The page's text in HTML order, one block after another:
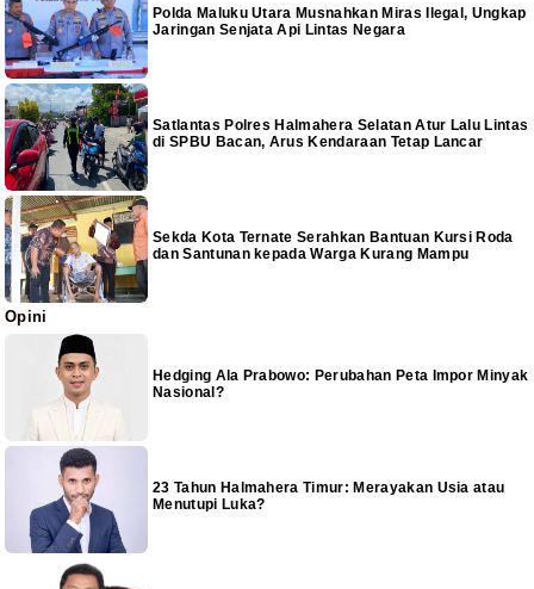
Polda Maluku Utara Musnahkan Miras Ilegal, Ungkap
Jaringan Senjata Api Lintas Negara
Satlantas Polres Halmahera Selatan Atur Lalu Lintas
di SPBU Bacan, Arus Kendaraan Tetap Lancar
Sekda Kota Ternate Serahkan Bantuan Kursi Roda
dan Santunan kepada Warga Kurang Mampu
Opini
Hedging Ala Prabowo: Perubahan Peta Impor Minyak
Nasional?
23 Tahun Halmahera Timur: Merayakan Usia atau
Menutupi Luka?